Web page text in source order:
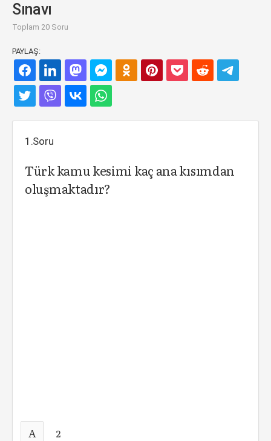
Sınavı
Toplam 20 Soru
PAYLAŞ:
1.Soru
Türk kamu kesimi kaç ana kısımdan
oluşmaktadır?
A 2